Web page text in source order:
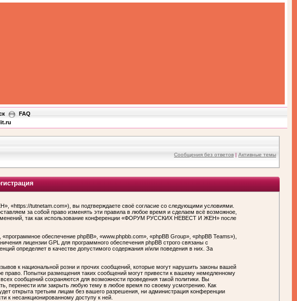
FAQ
Сообщения без ответов | Активные темы
tutnetam.com»), вы подтверждаете своё согласие со следующими условиями.
за собой право изменять эти правила в любое время и сделаем всё возможное,
так как использование конференции «ФОРУМ РУССКИХ НЕВЕСТ И ЖЕН» после
обеспечение phpBB», «www.phpbb.com», «phpBB Group», «phpBB Teams»),
лицензии GPL для программного обеспечения phpBB строго связаны с
определяет в качестве допустимого содержания и/или поведения в них. За
к национальной розни и прочих сообщений, которые могут нарушить законы вашей
Попытки размещения таких сообщений могут привести к вашему немедленному
сообщений сохраняются для возможности проведения такой политики. Вы
или закрыть любую тему в любое время по своему усмотрению. Как
открыта третьим лицам без вашего разрешения, ни администрация конференции
несанкционированному доступу к ней.